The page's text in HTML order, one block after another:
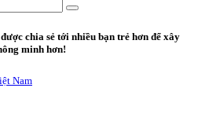
chia sẻ tới nhiều bạn trẻ hơn để xây
minh hơn!
Nam